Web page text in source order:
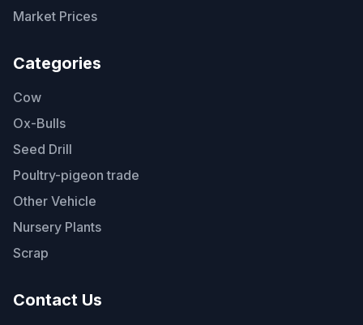
Market Prices
Categories
Cow
Ox-Bulls
Seed Drill
Poultry-pigeon trade
Other Vehicle
Nursery Plants
Scrap
Contact Us